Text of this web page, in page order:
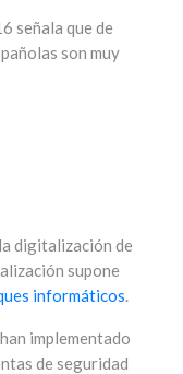
señala que de
son muy
digitalización de
supone
informáticos.
implementado
de seguridad